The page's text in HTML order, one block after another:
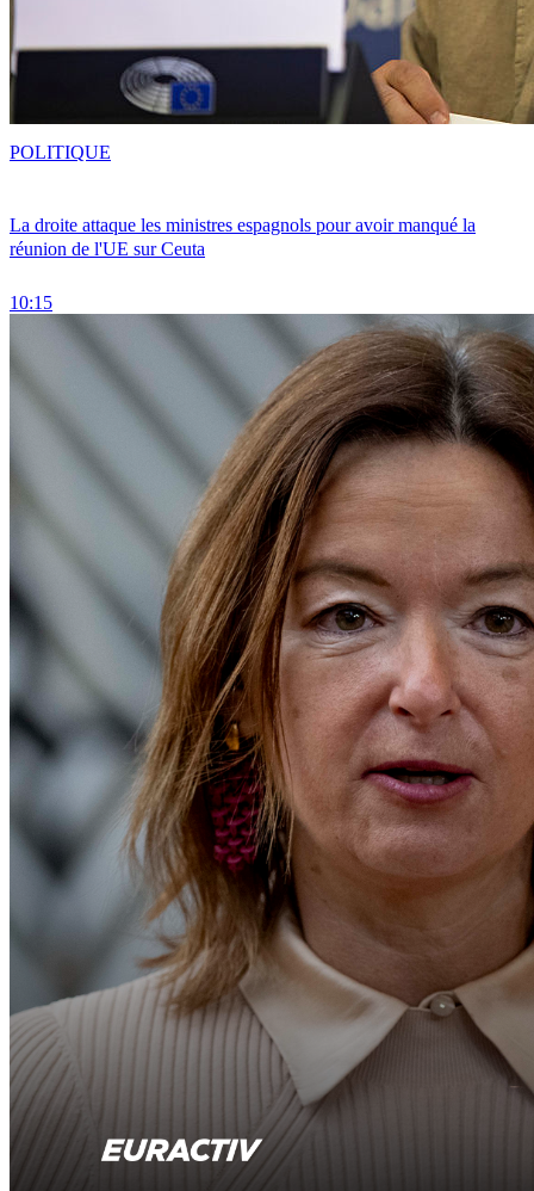
La droite attaque les ministres espagnols pour avoir manqué la
réunion de l'UE sur Ceuta
10:15
POLITIQUE